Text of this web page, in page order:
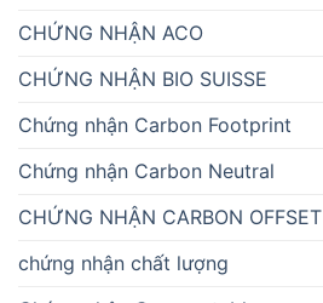
CHỨNG NHẬN ACO
CHỨNG NHẬN BIO SUISSE
Chứng nhận Carbon Footprint
Chứng nhận Carbon Neutral
CHỨNG NHẬN CARBON OFFSET
chứng nhận chất lượng